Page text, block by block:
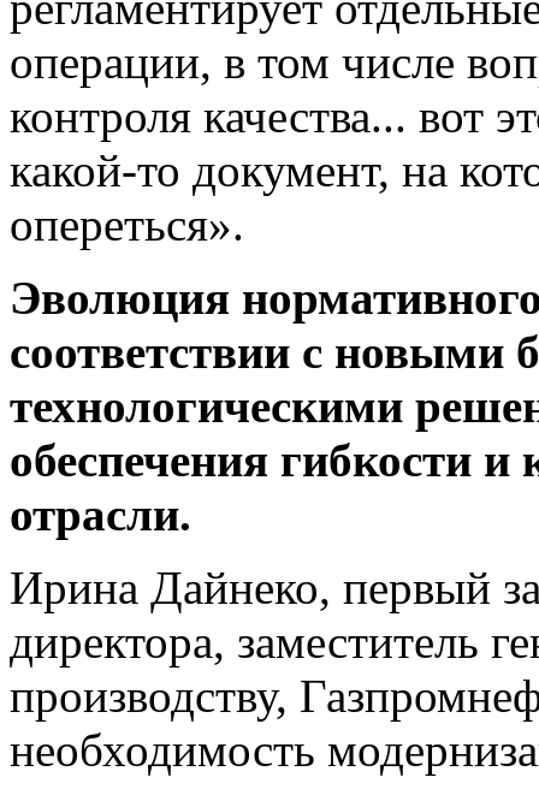
операции, в том числе
контроля качества... вот
какой-то документ, на
опереться».
Эволюция
соответствии с новыми
технологическими
обеспечения гибкости и
отрасли.
Ирина Дайнеко, первый
директора, заместитель
производству,
необходимость